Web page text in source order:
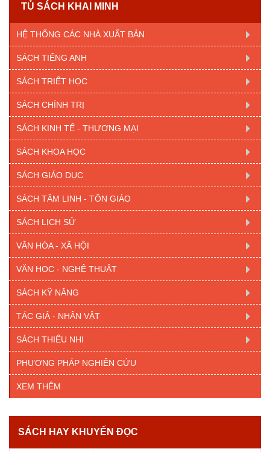
TỦ SÁCH KHAI MINH
HỆ THỐNG CÁC NHÀ XUẤT BẢN
SÁCH TIẾNG ANH
SÁCH TRIẾT HỌC
SÁCH CHÍNH TRỊ
SÁCH KINH TẾ - THƯƠNG MẠI
SÁCH KHOA HỌC
SÁCH GIÁO DỤC
SÁCH TÂM LINH - TÔN GIÁO
SÁCH LỊCH SỬ
VĂN HÓA - XÃ HỘI
VĂN HỌC - NGHỆ THUẬT
SÁCH KỸ NĂNG
TÁC GIẢ - NHÂN VẬT
SÁCH THIẾU NHI
PHƯƠNG PHÁP NGHIÊN CỨU
XEM THÊM
SÁCH HAY KHUYẾN ĐỌC